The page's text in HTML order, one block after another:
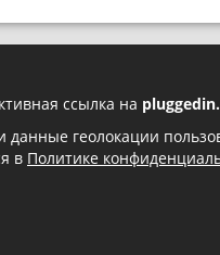
ссылка на
данные геолокации
в Политике